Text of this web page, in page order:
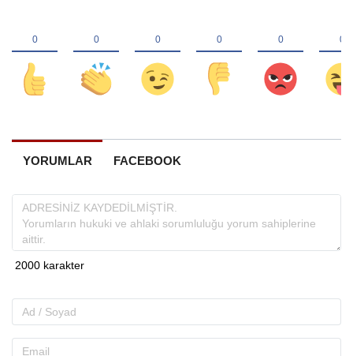
YORUMLAR FACEBOOK